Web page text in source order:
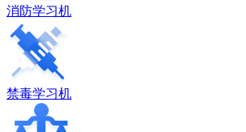
消防学习机
禁毒学习机